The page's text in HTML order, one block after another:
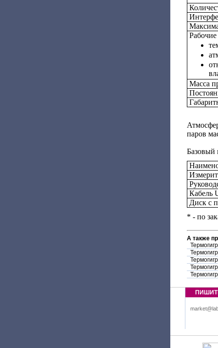
Масса
паров
Базовый
Кабель
Диск с
* - по
А также